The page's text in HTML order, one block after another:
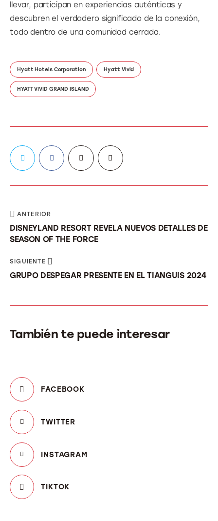
llevar, participan en experiencias auténticas y
descubren el verdadero significado de la conexión,
todo dentro de una comunidad cerrada.
Hyatt Hotels Corporation Hyatt Vivid
HYATT VIVID GRAND ISLAND
ANTERIOR
DISNEYLAND RESORT REVELA NUEVOS DETALLES DE
SEASON OF THE FORCE
SIGUIENTE
GRUPO DESPEGAR PRESENTE EN EL TIANGUIS 2024
También te puede interesar
FACEBOOK
TWITTER
INSTAGRAM
TIKTOK